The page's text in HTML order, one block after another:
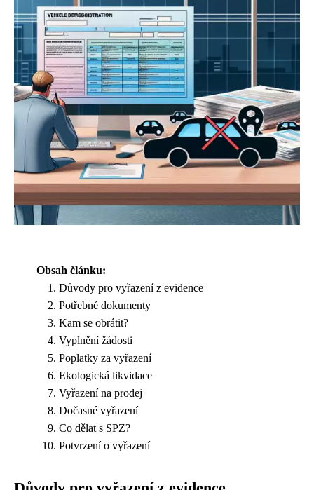
Obsah článku:
Důvody pro vyřazení z evidence
Potřebné dokumenty
Kam se obrátit?
Vyplnění žádosti
Poplatky za vyřazení
Ekologická likvidace
Vyřazení na prodej
Dočasné vyřazení
Co dělat s SPZ?
Potvrzení o vyřazení